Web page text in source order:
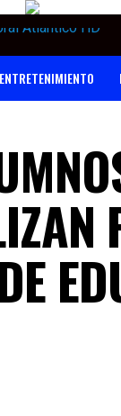
ENTRETENIMIENTO